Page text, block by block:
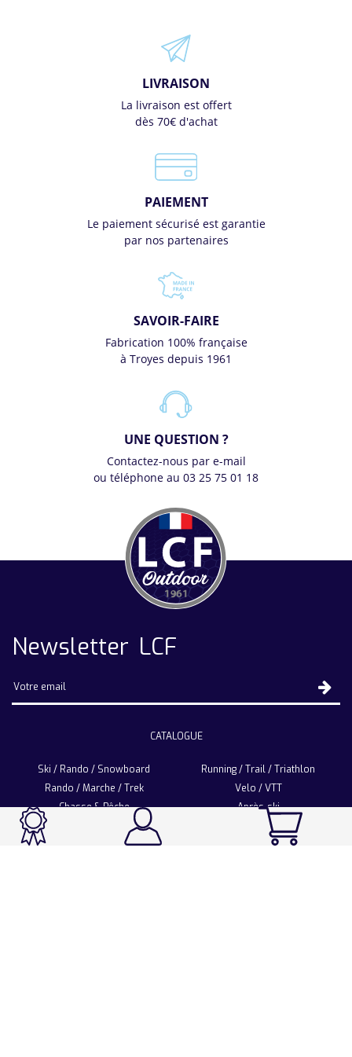
LIVRAISON
La livraison est offert
dès 70€ d'achat
PAIEMENT
Le paiement sécurisé est garantie
par nos partenaires
SAVOIR-FAIRE
Fabrication 100% française
à Troyes depuis 1961
UNE QUESTION ?
Contactez-nous par e-mail
ou téléphone au 03 25 75 01 18
Newsletter LCF
CATALOGUE
Ski / Rando / Snowboard
Running / Trail / Triathlon
Rando / Marche / Trek
Velo / VTT
Chasse & Pêche
Après-ski
Sport Fashion